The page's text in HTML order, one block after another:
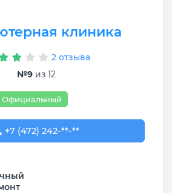
клиника
2 отзыва
№9 из 12
Официальный
+7 (472) 242-93-64
+7 (472) 242-**-**